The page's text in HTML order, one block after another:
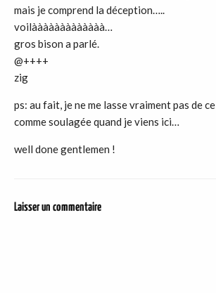
mais je comprend la déception…..
voilààààààààààààà…
gros bison a parlé.
@++++
zig
ps: au fait, je ne me lasse vraiment pas de
comme soulagée quand je viens ici…
well done gentlemen !
Laisser un commentaire